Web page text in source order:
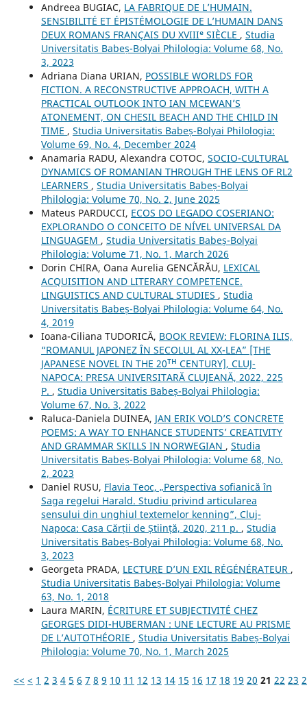
Andreea BUGIAC, LA FABRIQUE DE L’HUMAIN.
SENSIBILITÉ ET ÉPISTÉMOLOGIE DE L’HUMAIN DANS
DEUX ROMANS FRANÇAIS DU XVIIIᵉ SIÈCLE , Studia
Universitatis Babeș-Bolyai Philologia: Volume 68, No.
3, 2023
Adriana Diana URIAN, POSSIBLE WORLDS FOR
FICTION. A RECONSTRUCTIVE APPROACH, WITH A
PRACTICAL OUTLOOK INTO IAN MCEWAN’S
ATONEMENT, ON CHESIL BEACH AND THE CHILD IN
TIME , Studia Universitatis Babeș-Bolyai Philologia:
Volume 69, No. 4, December 2024
Anamaria RADU, Alexandra COTOC, SOCIO-CULTURAL
DYNAMICS OF ROMANIAN THROUGH THE LENS OF RL2
LEARNERS , Studia Universitatis Babeș-Bolyai
Philologia: Volume 70, No. 2, June 2025
Mateus PARDUCCI, ECOS DO LEGADO COSERIANO:
EXPLORANDO O CONCEITO DE NÍVEL UNIVERSAL DA
LINGUAGEM , Studia Universitatis Babeș-Bolyai
Philologia: Volume 71, No. 1, March 2026
Dorin CHIRA, Oana Aurelia GENCĂRĂU, LEXICAL
ACQUISITION AND LITERARY COMPETENCE.
LINGUISTICS AND CULTURAL STUDIES , Studia
Universitatis Babeș-Bolyai Philologia: Volume 64, No.
4, 2019
Ioana-Ciliana TUDORICĂ, BOOK REVIEW: FLORINA ILIS,
“ROMANUL JAPONEZ ÎN SECOLUL AL XX-LEA” [THE
JAPANESE NOVEL IN THE 20ᵀᴴ CENTURY], CLUJ-
NAPOCA: PRESA UNIVERSITARĂ CLUJEANĂ, 2022, 225
P. , Studia Universitatis Babeș-Bolyai Philologia:
Volume 67, No. 3, 2022
Raluca-Daniela DUINEA, JAN ERIK VOLD’S CONCRETE
POEMS: A WAY TO ENHANCE STUDENTS’ CREATIVITY
AND GRAMMAR SKILLS IN NORWEGIAN , Studia
Universitatis Babeș-Bolyai Philologia: Volume 68, No.
2, 2023
Daniel RUSU, Flavia Teoc, „Perspectiva sofianică în
Saga regelui Harald. Studiu privind articularea
sensului din unghiul textemelor kenning”, Cluj-
Napoca: Casa Cărții de Știință, 2020, 211 p. , Studia
Universitatis Babeș-Bolyai Philologia: Volume 68, No.
3, 2023
Georgeta PRADA, LECTURE D’UN EXIL RÉGÉNÉRATEUR ,
Studia Universitatis Babeș-Bolyai Philologia: Volume
63, No. 1, 2018
Laura MARIN, ÉCRITURE ET SUBJECTIVITÉ CHEZ
GEORGES DIDI-HUBERMAN : UNE LECTURE AU PRISME
DE L’AUTOTHÉORIE , Studia Universitatis Babeș-Bolyai
Philologia: Volume 70, No. 1, March 2025
<< < 1 2 3 4 5 6 7 8 9 10 11 12 13 14 15 16 17 18 19 20 21 22 23